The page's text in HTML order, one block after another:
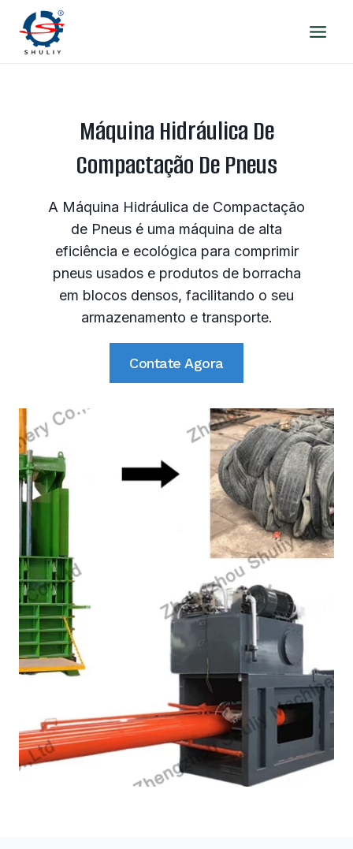
content
Máquina Hidráulica De
Compactação De Pneus
A Máquina Hidráulica de Compactação
de Pneus é uma máquina de alta
eficiência e ecológica para comprimir
pneus usados e produtos de borracha
em blocos densos, facilitando o seu
armazenamento e transporte.
Contate Agora